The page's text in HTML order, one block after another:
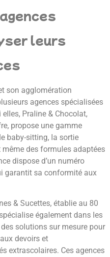
leurs
son agglomération
agences spécialisées
elles, Praline & Chocolat,
propose une gamme
baby-sitting, la sortie
même des formules adaptées
dispose d’un numéro
garantit sa conformité aux
& Sucettes, établie au 80
également dans les
solutions sur mesure pour
devoirs et
extrascolaires. Ces agences